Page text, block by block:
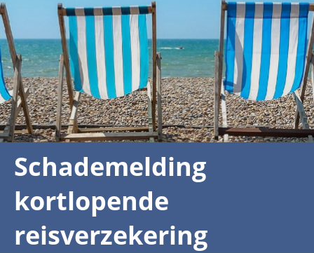
Schademelding
kortlopende
reisverzekering